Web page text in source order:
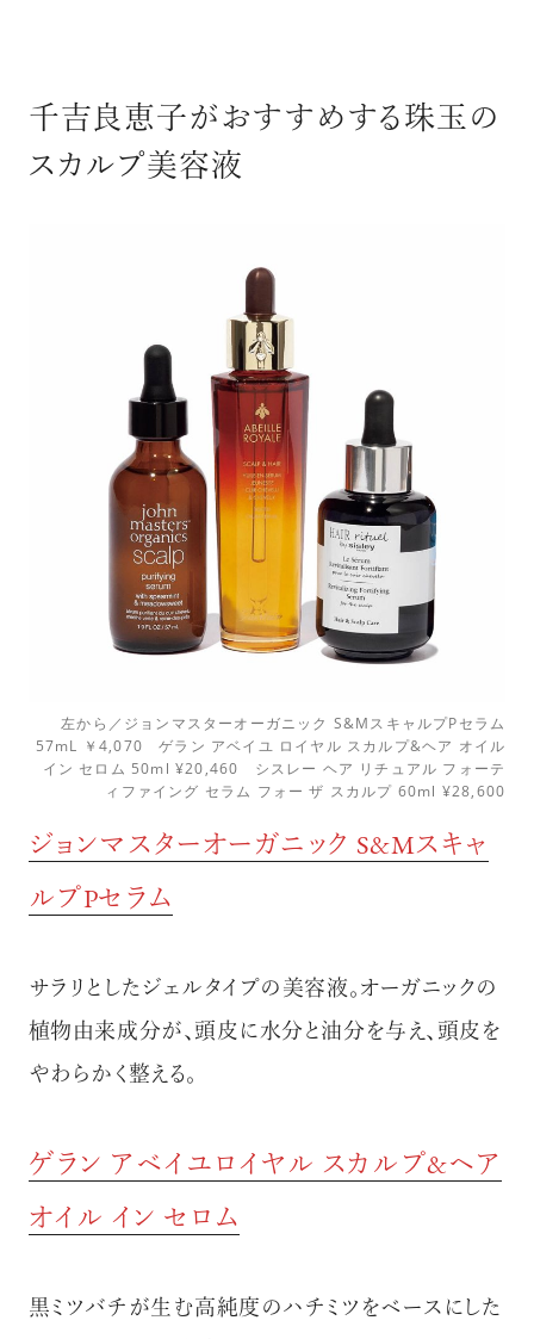
千吉良恵子がおすすめする珠玉の
スカルプ美容液
左から／ジョンマスターオーガニック S&MスキャルプPセラム
57mL ￥4,070 ゲラン アベイユ ロイヤル スカルプ&ヘア オイル
イン セロム 50ml ¥20,460 シスレー ヘア リチュアル フォーテ
ィファイング セラム フォー ザ スカルプ 60ml ¥28,600
ジョンマスターオーガニック S&Mスキャ
ルプPセラム
サラリとしたジェルタイプの美容液。オーガニックの
植物由来成分が、頭皮に水分と油分を与え、頭皮を
やわらかく整える。
ゲラン アベイユロイヤル スカルプ&ヘア
オイル イン セロム
黒ミツバチが生む高純度のハチミツをベースにした